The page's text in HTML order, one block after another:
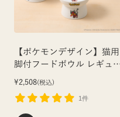
【ポケモンデザイン】猫用
脚付フードボウル レギュ
¥2,508(税込)
1件